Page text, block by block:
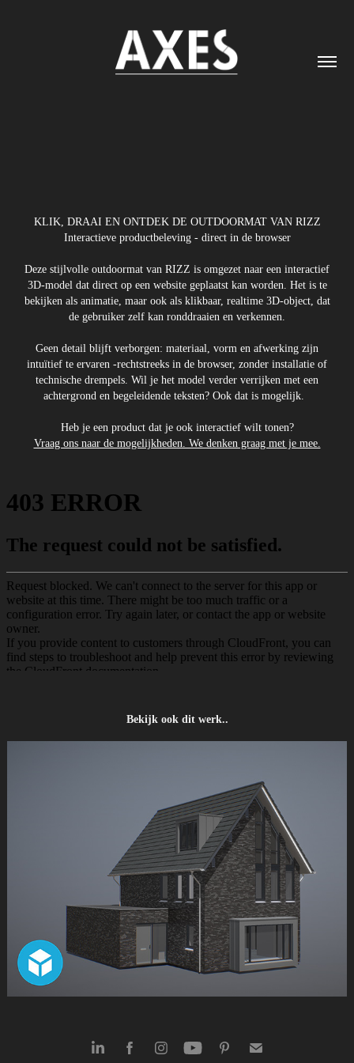
KLIK, DRAAI EN ONTDEK DE OUTDOORMAT VAN RIZZ
Interactieve productbeleving - direct in de browser
Deze stijlvolle outdoormat van RIZZ is omgezet naar een interactief
3D-model dat direct op een website geplaatst kan worden. Het is te
bekijken als animatie, maar ook als klikbaar, realtime 3D-object, dat
de gebruiker zelf kan ronddraaien en verkennen.
Geen detail blijft verborgen: materiaal, vorm en afwerking zijn
intuïtief te ervaren -rechtstreeks in de browser, zonder installatie of
technische drempels. Wil je het model verder verrijken met een
achtergrond en begeleidende teksten? Ook dat is mogelijk.
Heb je een product dat je ook interactief wilt tonen?
Vraag ons naar de mogelijkheden. We denken graag met je mee.
Bekijk ook dit werk..
Architectuur als interactief 3d model